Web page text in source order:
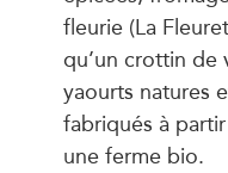
fleurie (La
qu’un crottin de
yaourts natures
fabriqués à
une ferme bio.